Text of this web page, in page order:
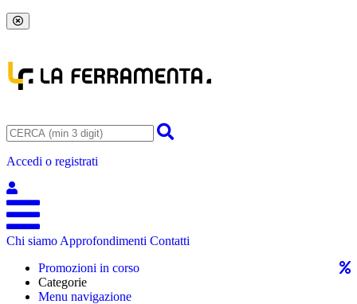
Accedi o registrati
Chi siamo Approfondimenti Contatti
Promozioni in corso
Categorie
Menu navigazione